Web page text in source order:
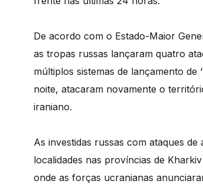
De acordo com o Estado-Maior
as tropas russas lançaram quatro
múltiplos sistemas de lançamento
noite, atacaram novamente o
iraniano.
As investidas russas com ataques
localidades nas províncias de
onde as forças ucranianas